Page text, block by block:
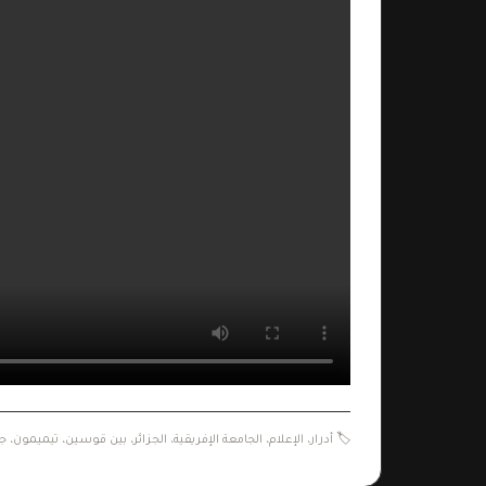
🏷️ أدرار، الإعلام، الجامعة الإفريقية، الجزائر، بين قوسين، تيميمون،